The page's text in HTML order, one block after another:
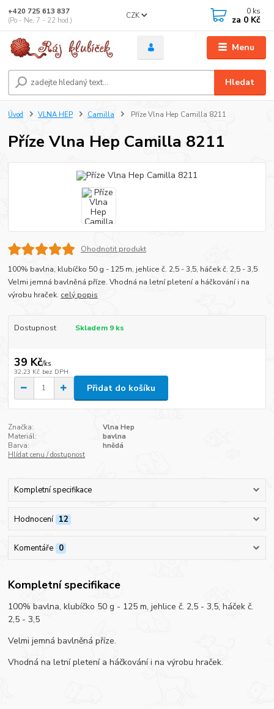
Menu
CZK
Hledat
+420 725 613 837
(Po - Ne, 7 - 22 hod.)
0 ks
za 0 Kč
Úvod VLNA HEP Camilla Příze Vlna Hep Camilla 8211
Příze Vlna Hep Camilla 8211
Ohodnotit produkt
100% bavlna, klubíčko 50 g - 125 m, jehlice č. 2,5 - 3,5, háček č. 2,5 - 3,5
Velmi jemná bavlněná příze. Vhodná na letní pletení a háčkování i na
výrobu hraček. celý popis
Dostupnost Skladem 9 ks
39 Kč/ks
32,23 Kč bez DPH
Přidat do košíku
Značka:
Vlna Hep
Materiál:
bavlna
Barva:
hnědá
Hlídat cenu / dostupnost
Kompletní specifikace
Hodnocení 12
Komentáře 0
Kompletní specifikace
100% bavlna, klubíčko 50 g - 125 m, jehlice č. 2,5 - 3,5, háček č.
2,5 - 3,5
Velmi jemná bavlněná příze.
Vhodná na letní pletení a háčkování i na výrobu hraček.